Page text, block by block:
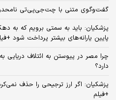
گفت‌وگوی متنی با چت‌جی‌پی‌تی
پزشکیان: باید به سمتی برویم که به
پایین یارانه‌های بیشتر پرداخت شود
چرا مصر در پیوستن به ائتلاف دریایی به
دارد؟
پزشکیان: اگر ارز ترجیحی را حذف
+فیلم